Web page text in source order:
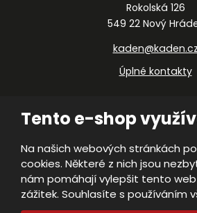
Tento e-shop
Na našich webových stránkách
cookies. Některé z nich jsou
nám pomáhají vylepšit tento web
zážitek. Souhlasíte s používáním
Rokolská 126
549 22 Nový
kaden@kaden.cz
Úplné kontakty
© 2026, KADEN, s.r.o.
Prohlášení o přístupnosti |Ochrana